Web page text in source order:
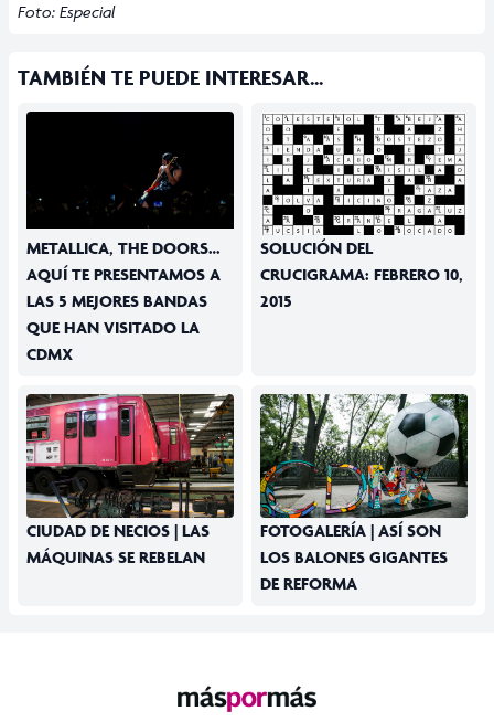
Foto: Especial
TAMBIÉN TE PUEDE INTERESAR...
METALLICA, THE DOORS…
AQUÍ TE PRESENTAMOS A
LAS 5 MEJORES BANDAS
QUE HAN VISITADO LA
CDMX
SOLUCIÓN DEL
CRUCIGRAMA: FEBRERO 10,
2015
CIUDAD DE NECIOS | LAS
MÁQUINAS SE REBELAN
FOTOGALERÍA | ASÍ SON
LOS BALONES GIGANTES
DE REFORMA